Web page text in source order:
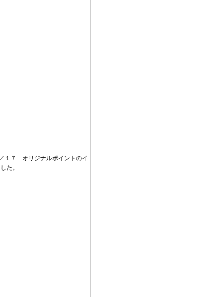
１７ オリジナルポイントのイ
た。